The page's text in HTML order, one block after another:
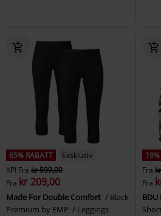
65% RABATT
Eksklusiv
KPI Fra kr 599,00
Fra kr 209,00
Made For Double Comfort
Black
Premium by EMP
Leggings
Fra
Fra